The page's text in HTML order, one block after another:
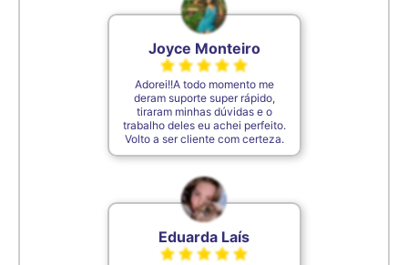
Joyce Monteiro
Adorei!!A todo momento me
deram suporte super rápido,
tiraram minhas dúvidas e o
trabalho deles eu achei perfeito.
Volto a ser cliente com certeza.
Eduarda Laís